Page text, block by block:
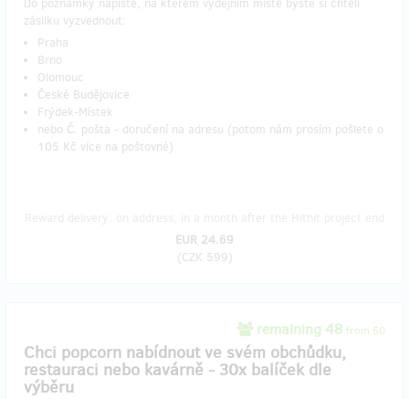
Do poznámky napiště, na kterém výdejním místě byste si chtěli
zásilku vyzvednout:
Praha
Brno
Olomouc
České Budějovice
Frýdek-Místek
nebo Č. pošta - doručení na adresu (potom nám prosím pošlete o
105 Kč více na poštovné)
EUR 24.69
(CZK 599)
remaining 48 from 50
Chci popcorn nabídnout ve svém obchůdku,
restauraci nebo kavárně - 30x balíček dle
výběru